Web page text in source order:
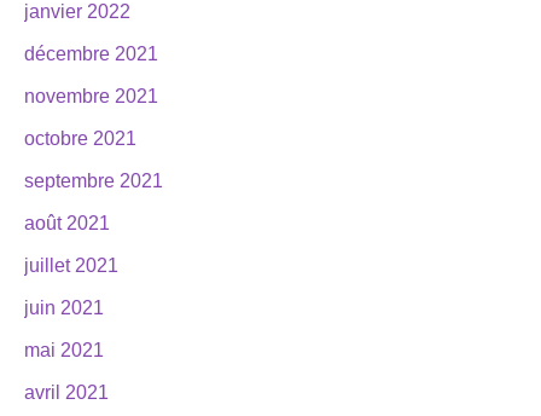
janvier 2022
décembre 2021
novembre 2021
octobre 2021
septembre 2021
août 2021
juillet 2021
juin 2021
mai 2021
avril 2021